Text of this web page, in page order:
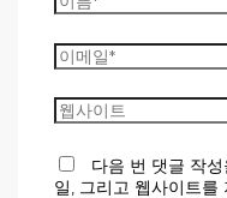
다음 번 댓글 작
일, 그리고 웹사이트를